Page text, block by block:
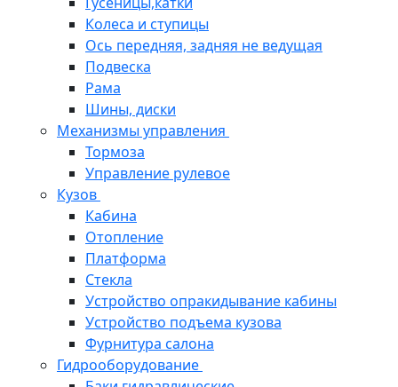
Колеса и ступицы
Ось передняя, задняя не ведущая
Подвеска
Рама
Шины, диски
Механизмы управления
Тормоза
Управление рулевое
Кузов
Кабина
Отопление
Платформа
Стекла
Устройство опракидывание кабины
Устройство подъема кузова
Фурнитура салона
Гидрооборудование